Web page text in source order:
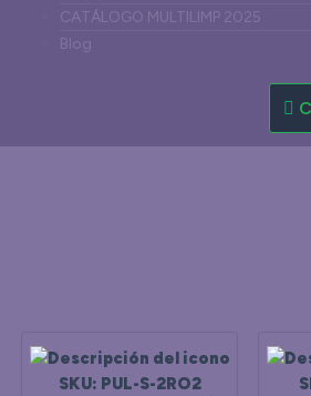
CATÁLOGO MULTILIMP 2025
Blog
SKU: PUL-S-2RO2